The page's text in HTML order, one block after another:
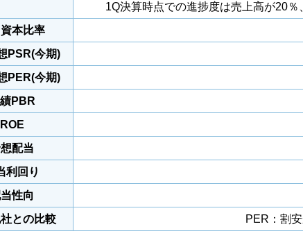
1Q決算時点での進捗度は売上高が20％
本比率
PSR(今期)
PER(今期)
PBR
ROE
配当
利回り
性向
との比較
PER：割